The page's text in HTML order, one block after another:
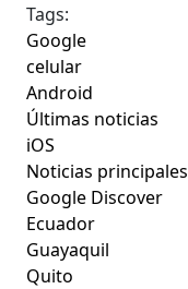
Tags:
Google
celular
Android
Últimas noticias
iOS
Noticias principales
Google Discover
Ecuador
Guayaquil
Quito